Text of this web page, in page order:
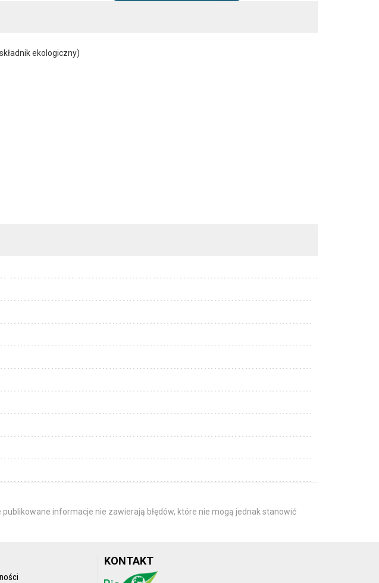
ekologiczny)
informacje nie zawierają błędów, które nie mogą jednak stanowić
KONTAKT